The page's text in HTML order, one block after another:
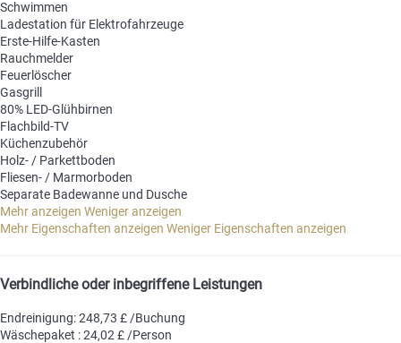
Schwimmen
Ladestation für Elektrofahrzeuge
Erste-Hilfe-Kasten
Rauchmelder
Feuerlöscher
Gasgrill
80% LED-Glühbirnen
Flachbild-TV
Küchenzubehör
Holz- / Parkettboden
Fliesen- / Marmorboden
Separate Badewanne und Dusche
Mehr anzeigen Weniger anzeigen
Mehr Eigenschaften anzeigen Weniger Eigenschaften anzeigen
Verbindliche oder inbegriffene Leistungen
Endreinigung: 248,73 £ /Buchung
Wäschepaket : 24,02 £ /Person